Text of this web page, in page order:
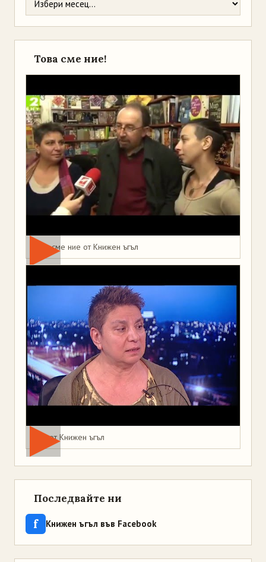
Това сме ние!
Това сме ние от Книжен ъгъл
Мая от Книжен ъгъл
Последвайте ни
f Книжен ъгъл във Facebook